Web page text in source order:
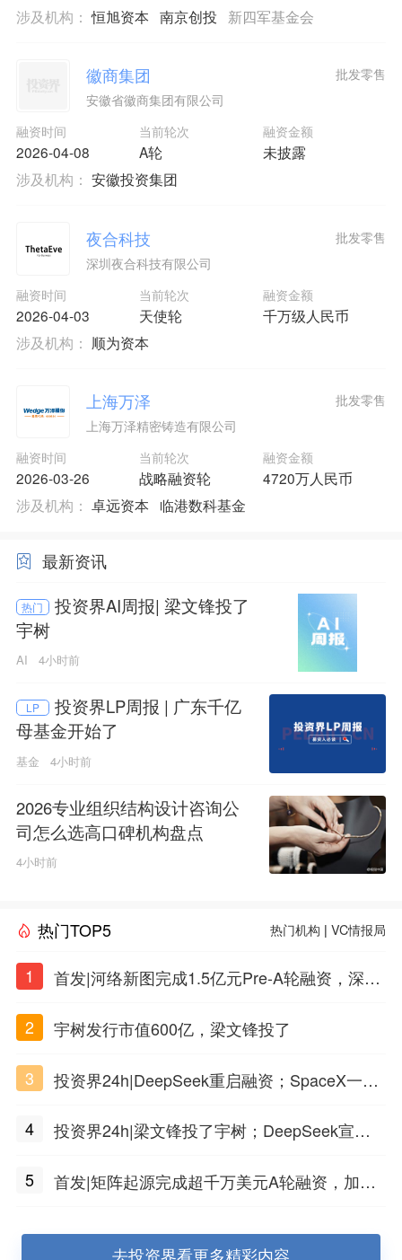
涉及机构：恒旭资本 南京创投 新四军基金会
徽商集团
安徽省徽商集团有限公司
融资时间
2026-04-08
当前轮次
A轮
融资金额
未披露
批发零售
涉及机构： 安徽投资集团
夜合科技
深圳夜合科技有限公司
融资时间
2026-04-03
当前轮次
天使轮
融资金额
千万级人民币
批发零售
涉及机构： 顺为资本
上海万泽
上海万泽精密铸造有限公司
融资时间
2026-03-26
当前轮次
战略融资轮
融资金额
4720万人民币
批发零售
涉及机构： 卓远资本 临港数科基金
最新资讯
热门
投资界AI周报| 梁文锋投了
宇树
AI 4小时前
LP
投资界LP周报 | 广东千亿
母基金开始了
基金 4小时前
2026专业组织结构设计咨询公
司怎么选高口碑机构盘点
4小时前
热门TOP5 热门机构 |VC情报局
1
首发|河络新图完成1.5亿元Pre-A轮融资，深耕i
2
宇树发行市值600亿，梁文锋投了
3
投资界24h|DeepSeek重启融资；SpaceX一夜
4
投资界24h|梁文锋投了宇树；DeepSeek宣布
5
首发|矩阵起源完成超千万美元A轮融资，加速
去投资界看更多精彩内容